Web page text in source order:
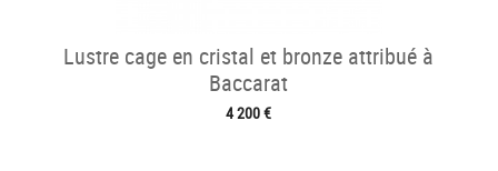
Lustre cage en cristal et bronze attribué à
Baccarat
4 200 €